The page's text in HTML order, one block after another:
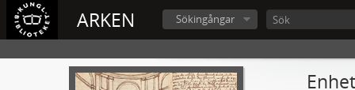
ARKEN Sökingångar